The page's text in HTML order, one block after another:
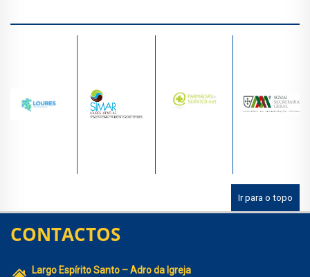
Ir para o topo
CONTACTOS
Largo Espírito Santo – Adro da Igreja